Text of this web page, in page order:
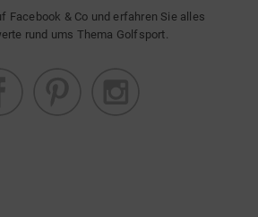
Facebook & Co und erfahren Sie alles
rund ums Thema Golfsport.